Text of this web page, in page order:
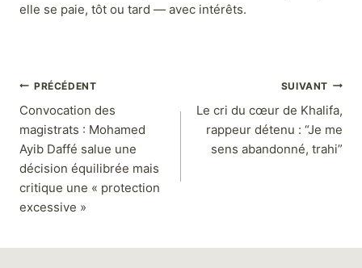
elle se paie, tôt ou tard — avec intérêts.
PRÉCÉDENT
Convocation des
magistrats : Mohamed
Ayib Daffé salue une
décision équilibrée mais
critique une « protection
excessive »
SUIVANT
Le cri du cœur de Khalifa,
rappeur détenu : “Je me
sens abandonné, trahi”